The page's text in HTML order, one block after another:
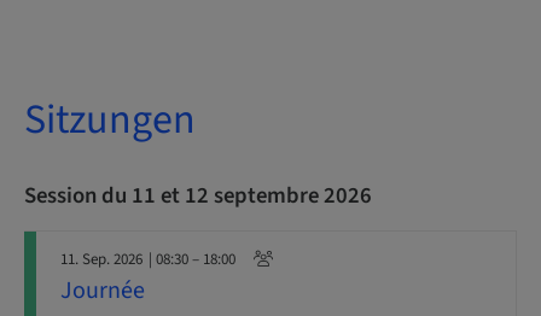
Sitzungen
Session du 11 et 12 septembre 2026
11. Sep. 2026 | 08:30 – 18:00
Journée